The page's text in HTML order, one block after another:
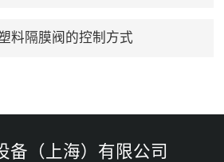
料隔膜阀的控制方式
备（上海）有限公司